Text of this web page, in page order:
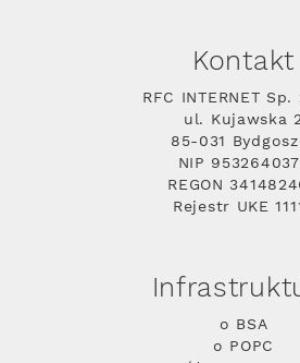
Kontakt
RFC INTERNET
ul. Kujawska
85-031
NIP
REGON
Rejestr UKE
o BSA
o POPC